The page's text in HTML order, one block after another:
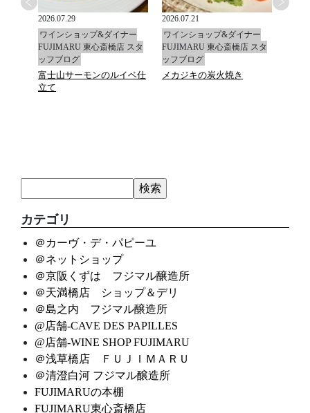
2026.07.29
ワインショップ&ダイナー
FUJIMARU 東心斎橋店 スタ
ッフブログ
富士山サーモンのルイベ仕
立て
2026.07.21
ワインショップ&ダイナー
FUJIMARU 東心斎橋店 スタ
ッフブログ
メカジキの炭火焼き
カテゴリ
＠カーヴ・デ・パピーユ
＠ネットショップ
＠京阪くずは フジマル醸造所
＠天満橋店 ショップ＆デリ
＠島之内 フジマル醸造所
@店舗-CAVE DES PAPILLES
@店舗-WINE SHOP FUJIMARU
＠浅草橋店 ＦＵＪＩＭＡＲＵ
＠清澄白河 フジマル醸造所
FUJIMARUの本棚
FUJIMARU東心斎橋店